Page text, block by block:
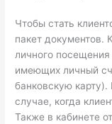
Чтобы стать
пакет документов.
личного
имеющих личный
банковскую карту).
случае, когда
Также в кабинете